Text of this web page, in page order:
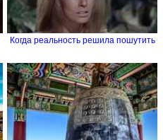
Когда реальность решила пошутить